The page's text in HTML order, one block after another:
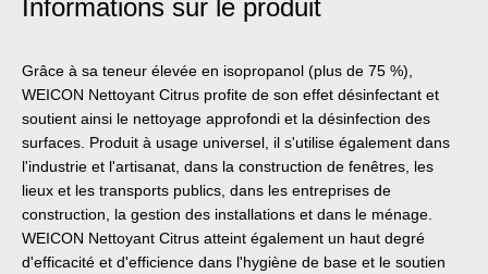
Informations sur le produit
Grâce à sa teneur élevée en isopropanol (plus de 75 %),
WEICON Nettoyant Citrus profite de son effet désinfectant et
soutient ainsi le nettoyage approfondi et la désinfection des
surfaces. Produit à usage universel, il s'utilise également dans
l'industrie et l'artisanat, dans la construction de fenêtres, les
lieux et les transports publics, dans les entreprises de
construction, la gestion des installations et dans le ménage.
WEICON Nettoyant Citrus atteint également un haut degré
d'efficacité et d'efficience dans l'hygiène de base et le soutien